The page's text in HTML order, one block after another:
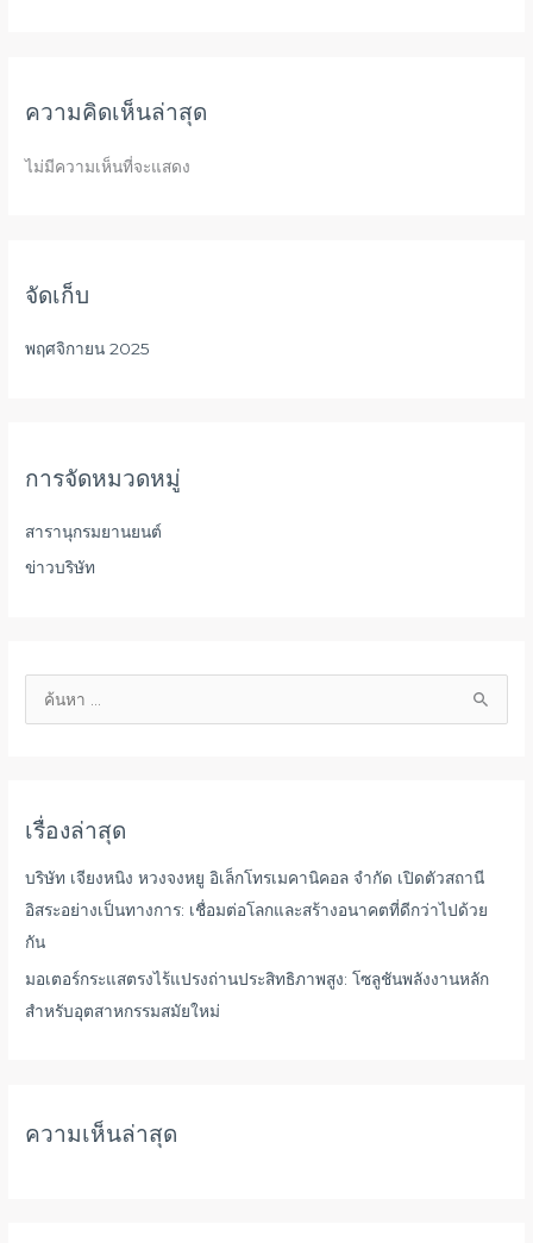
ความคิดเห็นล่าสุด
ไม่มีความเห็นที่จะแสดง
จัดเก็บ
พฤศจิกายน 2025
การจัดหมวดหมู่
สารานุกรมยานยนต์
ข่าวบริษัท
:เรื่องล่าสุด
บริษัท เจียงหนิง หวงจงหยู อิเล็กโทรเมคานิคอล จำกัด เปิดตัวสถานี
อิสระอย่างเป็นทางการ: เชื่อมต่อโลกและสร้างอนาคตที่ดีกว่าไปด้วย
กัน
มอเตอร์กระแสตรงไร้แปรงถ่านประสิทธิภาพสูง: โซลูชันพลังงานหลัก
สำหรับอุตสาหกรรมสมัยใหม่
ความเห็นล่าสุด